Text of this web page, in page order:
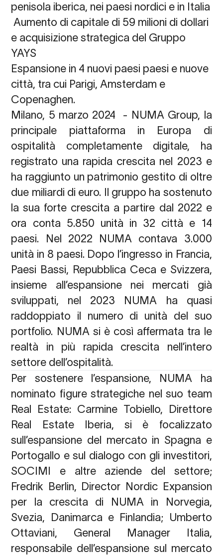
penisola iberica, nei paesi nordici e in Italia
Aumento di capitale di 59 milioni di dollari
e acquisizione strategica del Gruppo
YAYS
Espansione in 4 nuovi paesi paesi e nuove
città, tra cui Parigi, Amsterdam e
Copenaghen.
Milano, 5 marzo 2024
- NUMA Group, la
principale piattaforma in Europa di
ospitalità completamente digitale, ha
registrato una rapida crescita nel 2023 e
ha raggiunto un patrimonio gestito di oltre
due miliardi di euro. Il gruppo ha sostenuto
la sua forte crescita a partire dal 2022 e
ora conta 5.850 unità in 32 città e 14
paesi. Nel 2022 NUMA contava 3.000
unità in 8 paesi. Dopo l’ingresso in Francia,
Paesi Bassi, Repubblica Ceca e Svizzera,
insieme all’espansione nei mercati già
sviluppati, nel 2023 NUMA ha quasi
raddoppiato il numero di unità del suo
portfolio. NUMA si è così affermata tra le
realtà in più rapida crescita nell’intero
settore dell’ospitalità.
Per sostenere l’espansione, NUMA ha
nominato figure strategiche nel suo team
Real Estate: Carmine Tobiello, Direttore
Real Estate Iberia, si è focalizzato
sull’espansione del mercato in Spagna e
Portogallo e sul dialogo con gli investitori,
SOCIMI e altre aziende del settore;
Fredrik Berlin, Director Nordic Expansion
per la crescita di NUMA in Norvegia,
Svezia, Danimarca e Finlandia; Umberto
Ottaviani, General Manager Italia,
responsabile dell’espansione sul mercato